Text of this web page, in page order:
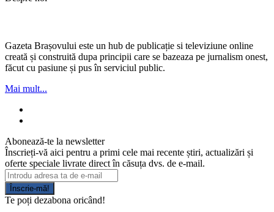
Gazeta Brașovului este un hub de publicație si televiziune online
creată și construită dupa principii care se bazeaza pe jurnalism onest,
făcut cu pasiune și pus în serviciul public.
Mai mult...
Abonează-te la newsletter
Înscrieți-vă aici pentru a primi cele mai recente știri, actualizări și
oferte speciale livrate direct în căsuța dvs. de e-mail.
Înscrie-mă!
Te poți dezabona oricând!